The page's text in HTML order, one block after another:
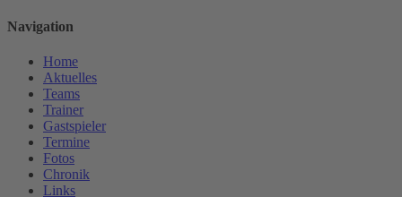
Navigation
Home
Aktuelles
Teams
Trainer
Gastspieler
Termine
Fotos
Chronik
Links